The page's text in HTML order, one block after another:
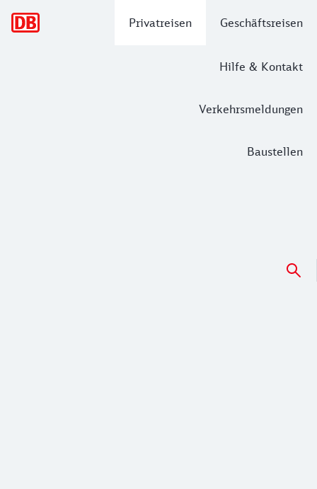
Privatreisen Geschäftsreisen
Hilfe & Kontakt
Verkehrsmeldungen
Baustellen